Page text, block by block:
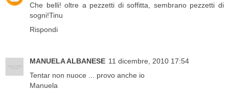
Che belli! oltre a pezzetti di soffitta, sembrano pezzetti di
sogni!Tinu
Rispondi
MANUELA ALBANESE 11 dicembre, 2010 17:54
Tentar non nuoce ... provo anche io
Manuela